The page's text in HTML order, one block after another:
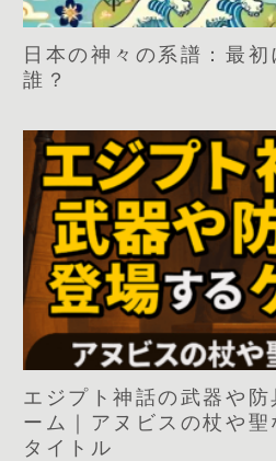
日本の神々の系譜：最
誰？
エジプト神話の武器や
ーム｜アヌビスの杖や聖
タイトル